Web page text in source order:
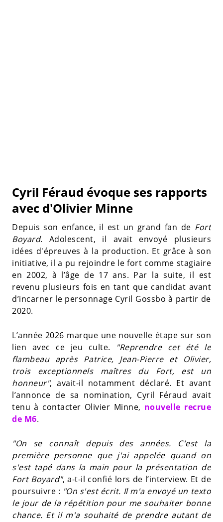
Cyril Féraud évoque ses rapports
avec d'Olivier Minne
Depuis son enfance, il est un grand fan de Fort
Boyard. Adolescent, il avait envoyé plusieurs
idées d'épreuves à la production. Et grâce à son
initiative, il a pu rejoindre le fort comme stagiaire
en 2002, à l’âge de 17 ans. Par la suite, il est
revenu plusieurs fois en tant que candidat avant
d’incarner le personnage Cyril Gossbo à partir de
2020.
L’année 2026 marque une nouvelle étape sur son
lien avec ce jeu culte.
"Reprendre cet été le
flambeau après Patrice, Jean-Pierre et Olivier,
trois exceptionnels maîtres du Fort, est un
honneur", avait-il notamment déclaré. Et avant
l’annonce de sa nomination, Cyril Féraud avait
tenu à contacter Olivier Minne, nouvelle recrue
de M6.
"On se connaît depuis des années. C'est la
première personne que j'ai appelée quand on
s'est tapé dans la main pour la présentation de
Fort Boyard", a-t-il confié lors de l’interview. Et de
poursuivre : "On s'est écrit. Il m'a envoyé un texto
le jour de la répétition pour me souhaiter bonne
chance. Et il m'a souhaité de prendre autant de